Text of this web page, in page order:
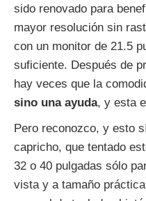
sido renovado para
mayor resolución sin
con un monitor de 21.5
suficiente. Después de
hay veces que la
sino una ayuda, y esta
Pero reconozco, y esto
capricho, que tentado
32 o 40 pulgadas sólo
vista y a tamaño